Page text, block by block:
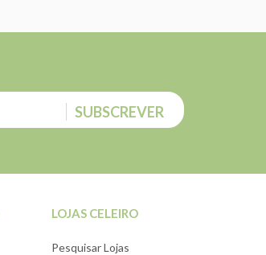
SUBSCREVER
LOJAS CELEIRO
Pesquisar Lojas